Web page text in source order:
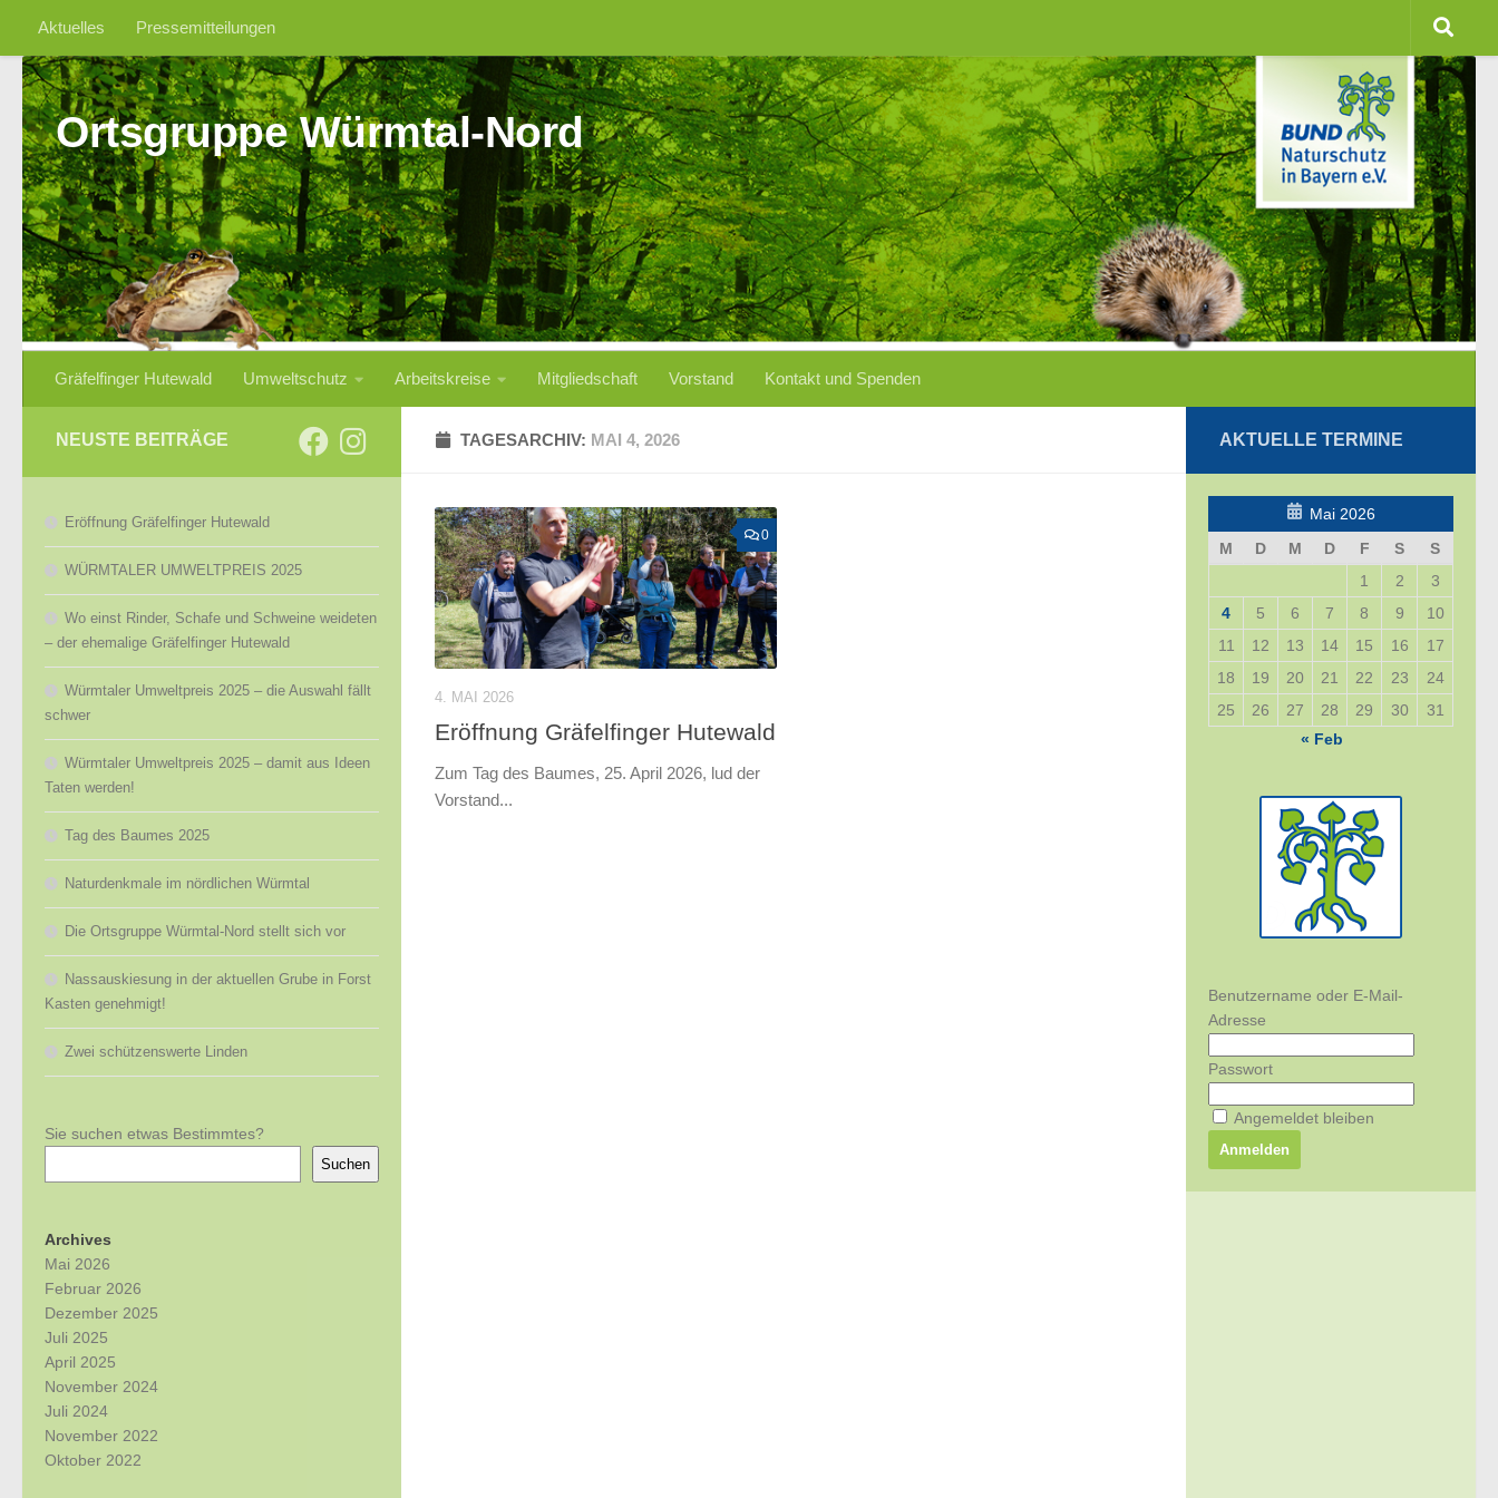
Zum Inhalt springen
Aktuelles Pressemitteilungen
Ortsgruppe Würmtal-Nord
Gräfelfinger Hutewald Umweltschutz Arbeitskreise Mitgliedschaft Vorstand Kontakt und Spenden
TAGESARCHIV: MAI 4, 2026
0
4. MAI 2026
Eröffnung Gräfelfinger Hutewald
Zum Tag des Baumes, 25. April 2026, lud der
Vorstand...
NEUSTE BEITRÄGE
Eröffnung Gräfelfinger Hutewald
WÜRMTALER UMWELTPREIS 2025
Wo einst Rinder, Schafe und Schweine weideten
– der ehemalige Gräfelfinger Hutewald
Würmtaler Umweltpreis 2025 – die Auswahl fällt
schwer
Würmtaler Umweltpreis 2025 – damit aus Ideen
Taten werden!
Tag des Baumes 2025
Naturdenkmale im nördlichen Würmtal
Die Ortsgruppe Würmtal-Nord stellt sich vor
Nassauskiesung in der aktuellen Grube in Forst
Kasten genehmigt!
Zwei schützenswerte Linden
Sie suchen etwas Bestimmtes?
Suchen
Archives
Mai 2026
Februar 2026
Dezember 2025
Juli 2025
April 2025
November 2024
Juli 2024
November 2022
Oktober 2022
AKTUELLE TERMINE
Mai 2026
M
D M D F S
S
1
2
3
4
5 6 7 8 9
10
11
12 13 14 15 16
17
18
19 20 21 22 23
24
25
26 27 28 29 30
31
« Feb
Benutzername oder E-Mail-
Adresse
Passwort
Angemeldet bleiben